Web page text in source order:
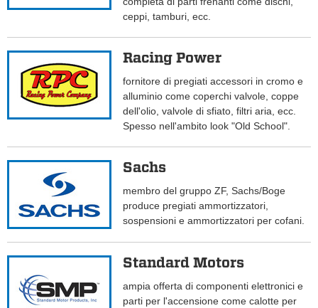
ceppi, tamburi, ecc.
Racing Power
fornitore di pregiati accessori in cromo e
alluminio come coperchi valvole, coppe
dell'olio, valvole di sfiato, filtri aria, ecc.
Spesso nell'ambito look "Old School".
Sachs
membro del gruppo ZF, Sachs/Boge
produce pregiati ammortizzatori,
sospensioni e ammortizzatori per cofani.
Standard Motors
ampia offerta di componenti elettronici e
parti per l'accensione come calotte per